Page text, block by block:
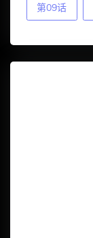
第09话